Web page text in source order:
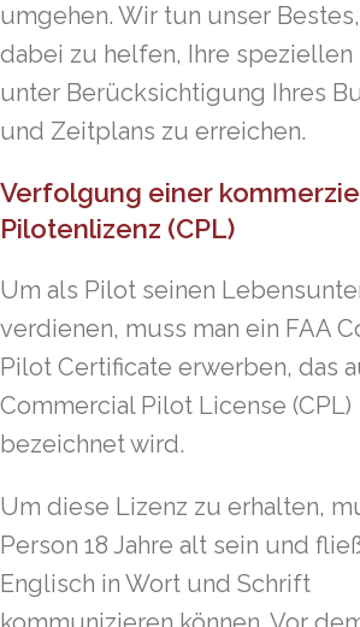
umgehen. Wir tun unser
dabei zu helfen, Ihre speziellen
unter Berücksichtigung Ihres
und Zeitplans zu erreichen.
Verfolgung einer
Pilotenlizenz (CPL)
Um als Pilot seinen
verdienen, muss man ein FAA
Pilot Certificate erwerben, das
Commercial Pilot License (CPL)
bezeichnet wird.
Um diese Lizenz zu erhalten,
Person 18 Jahre alt sein und
Englisch in Wort und Schrift